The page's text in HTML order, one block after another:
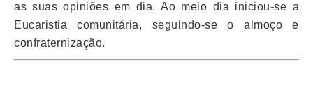
as suas opiniões em dia. Ao meio dia iniciou-se a
Eucaristia comunitária, seguindo-se o almoço e
confraternização.